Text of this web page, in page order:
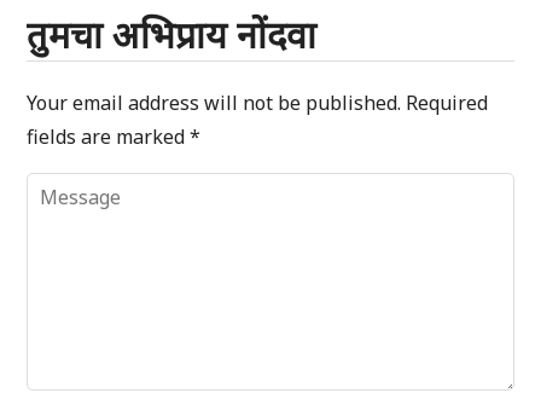
तुमचा अभिप्राय नोंदवा
Your email address will not be published. Required
fields are marked*